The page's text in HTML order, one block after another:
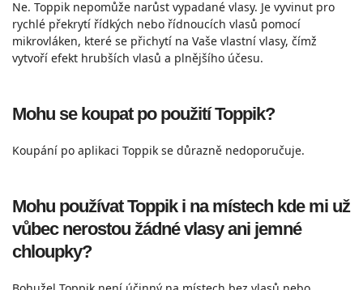
Ne. Toppik nepomůže narůst vypadané vlasy. Je vyvinut pro
rychlé překrytí řídkých nebo řídnoucích vlasů pomocí
mikrovláken, které se přichytí na Vaše vlastní vlasy, čímž
vytvoří efekt hrubších vlasů a plnějšího účesu.
Mohu se koupat po použití Toppik?
Koupání po aplikaci Toppik se důrazně nedoporučuje.
Mohu používat Toppik i na místech kde mi už
vůbec nerostou žádné vlasy ani jemné
chloupky?